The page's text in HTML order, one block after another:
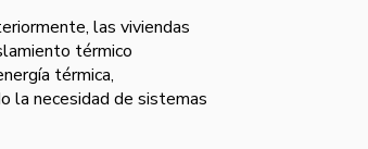
las viviendas
térmico
térmica,
la necesidad de sistemas